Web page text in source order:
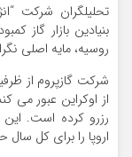
تحلیلگران شرکت
بنیادین بازار گاز
روسیه، مایه اصلی
رزرو کرده است.
اروپا را برای کل سال حدود ۳۰ درصد